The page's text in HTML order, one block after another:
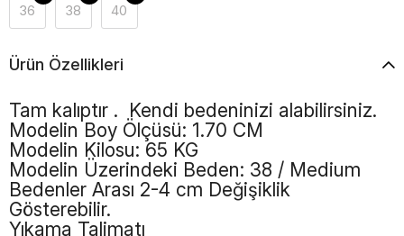
36 38 40
Ürün Özellikleri
Tam kalıptır . Kendi bedeninizi alabilirsiniz.
Modelin Boy Ölçüsü: 1.70 CM
Modelin Kilosu: 65 KG
Modelin Üzerindeki Beden: 38 / Medium
Bedenler Arası 2-4 cm Değişiklik
Gösterebilir.
Yıkama Talimatı